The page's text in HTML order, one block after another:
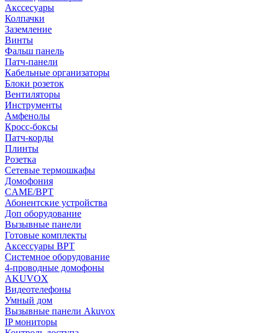
Акссесуары
Колпачки
Заземление
Винты
Фальш панель
Патч-панели
Кабельные организаторы
Блоки розеток
Вентиляторы
Инструменты
Амфенолы
Кросс-боксы
Патч-корды
Плинты
Розетка
Сетевые термошкафы
Домофония
CAME/BPT
Абонентские устройства
Доп оборудование
Вызывные панели
Готовые комплекты
Аксессуары BPT
Системное оборудование
4-проводные домофоны
AKUVOX
Видеотелефоны
Умный дом
Вызывные панели Akuvox
IP мониторы